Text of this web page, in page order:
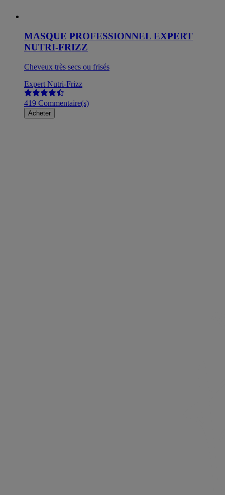
MASQUE PROFESSIONNEL EXPERT
NUTRI-FRIZZ
Cheveux très secs ou frisés
Expert Nutri-Frizz
419 Commentaire(s)
Acheter